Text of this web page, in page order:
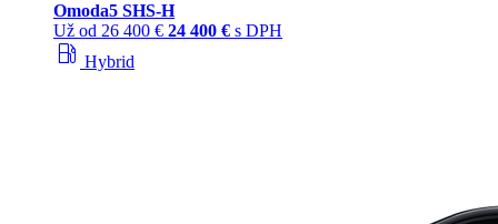
Omoda5 SHS‑H
Už od 26 400 € 24 400 € s DPH
local_gas_station Hybrid